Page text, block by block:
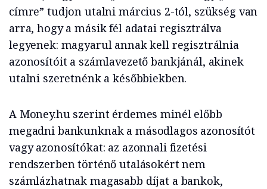
címre” tudjon utalni március 2-tól, szükség van
arra, hogy a másik fél adatai regisztrálva
legyenek: magyarul annak kell regisztrálnia
azonosítóit a számlavezető bankjánál, akinek
utalni szeretnénk a későbbiekben.
A Money.hu szerint érdemes minél előbb
megadni bankunknak a másodlagos azonosítót
vagy azonosítókat: az azonnali fizetési
rendszerben történő utalásokért nem
számlázhatnak magasabb díjat a bankok,